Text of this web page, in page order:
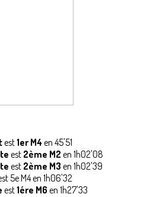
est1er M4en 45'51
est 2ème M2 en 1h02'08
est 2ème M3 en 1h02'39
5e M4 en 1h06'32
est1ére M6 en 1h27'33